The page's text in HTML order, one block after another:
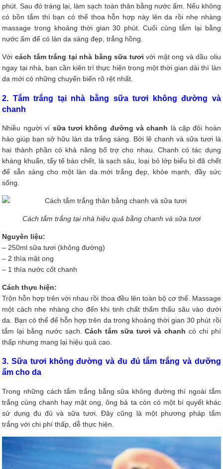
phút. Sau đó tráng lại, làm sạch toàn thân bằng nước ấm. Nếu không
có bồn tắm thì bạn có thể thoa hỗn hợp này lên da rồi nhẹ nhàng
massage trong khoảng thời gian 30 phút. Cuối cùng tắm lại bằng
nước ấm để có làn da sáng đẹp, trắng hồng.
Với cách tắm trắng tại nhà bằng sữa tươi với mật ong và dầu oliu
ngay tại nhà, bạn cần kiên trì thực hiện trong một thời gian dài thì làn
da mới có những chuyển biến rõ rệt nhất.
2. Tắm trắng tại nhà bằng sữa tươi không đường và
chanh
Nhiều người ví sữa tươi không đường và chanh là cặp đôi hoàn
hảo giúp bạn sở hữu làn da trắng sáng. Bởi lẽ chanh và sữa tươi là
hai thành phần có khả năng bổ trợ cho nhau. Chanh có tác dụng
kháng khuẩn, tẩy tế bào chết, là sạch sâu, loại bỏ lớp biểu bì đã chết
để sẵn sàng cho một làn da mới trắng đẹp, khỏe mạnh, đầy sức
sống.
Cách tắm trắng tại nhà hiệu quả bằng chanh và sữa tươi
Nguyên liệu:
– 250ml sữa tươi (không đường)
– 2 thìa mật ong
– 1 thìa nước cốt chanh
Cách thực hiện:
Trộn hỗn hợp trên với nhau rồi thoa đều lên toàn bộ cơ thể. Massage
một cách nhẹ nhàng cho đến khi tinh chất thẩm thấu sâu vào dưới
da. Bạn có thể để hỗn hợp trên da trong khoảng thời gian 30 phút rồi
tắm lại bằng nước sạch.Cách tắm sữa tươi và chanh có chi phí
thấp nhưng mang lại hiệu quả cao.
3. Sữa tươi không đường và đu đủ tắm trắng và dưỡng
ẩm cho da
Trong những cách tắm trắng bằng sữa không đường thì ngoài tắm
trắng cùng chanh hay mật ong, ông bà ta còn có một bí quyết khác
sử dụng đu đủ và sữa tươi. Đây cũng là một phương pháp tắm
trắng với chi phí thấp, dễ thực hiện.